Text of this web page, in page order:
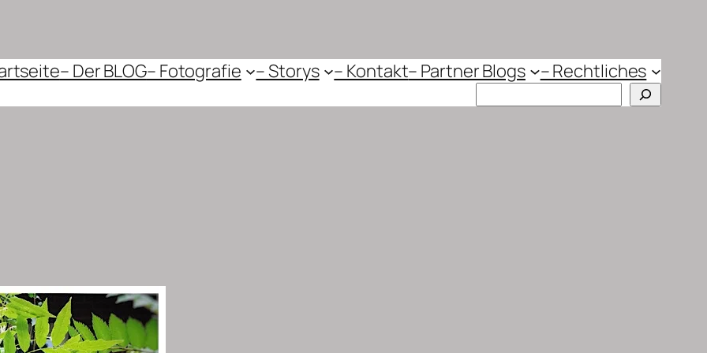
– Der BLOG– Fotografie – Storys – Kontakt– Partner Blogs
– Rechtliches